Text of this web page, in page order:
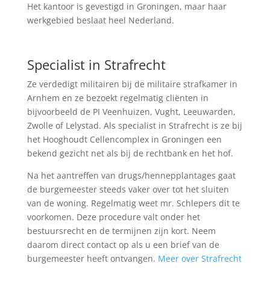
Het kantoor is gevestigd in Groningen, maar haar
werkgebied beslaat heel Nederland.
Specialist in Strafrecht
Ze verdedigt militairen bij de militaire strafkamer in
Arnhem en ze bezoekt regelmatig cliënten in
bijvoorbeeld de PI Veenhuizen, Vught, Leeuwarden,
Zwolle of Lelystad. Als specialist in Strafrecht is ze bij
het Hooghoudt Cellencomplex in Groningen een
bekend gezicht net als bij de rechtbank en het hof.
Na het aantreffen van drugs/hennepplantages gaat
de burgemeester steeds vaker over tot het sluiten
van de woning. Regelmatig weet mr. Schlepers dit te
voorkomen. Deze procedure valt onder het
bestuursrecht en de termijnen zijn kort. Neem
daarom direct contact op als u een brief van de
burgemeester heeft ontvangen. Meer over Strafrecht